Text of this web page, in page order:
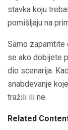
stavka koju
pomišljaju na
Samo zapamtite
se ako dobijete
dio scenarija.
snabdevanje
tražili ili ne.
Related